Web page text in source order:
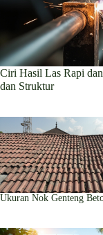
Ciri Hasil Las Rapi
dan Struktur
Ukuran Nok Genteng